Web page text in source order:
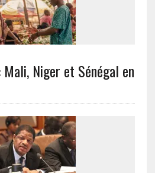
Niger et Sénégal en